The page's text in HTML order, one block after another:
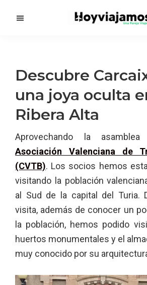
principal
Descubre
una joya oculta
Ribera Alta
Aprovechando la
Asociación Valenciana de
(CVTB). Los socios hemos
visitando la población
al Sud de la capital del Turia.
visita, además de conocer un
la población, hemos podido
huertos monumentales y el
muy conocido por su